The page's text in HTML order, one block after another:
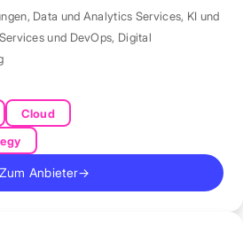
, Data und Analytics Services, KI und
und DevOps, Digital
Cloud
Zum Anbieter→